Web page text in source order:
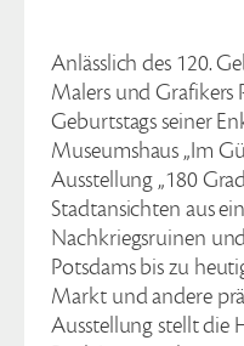
Anlässlich des 120.
Malers und Grafikers
Geburtstags seiner
Museumshaus „Im
Ausstellung „180
Stadtansichten aus
Nachkriegsruinen
Potsdams bis zu
Markt und andere
Ausstellung stellt die